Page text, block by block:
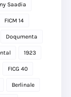
Saadia
FICM 14
Doqumenta
1923
FICG 40
Berlinale